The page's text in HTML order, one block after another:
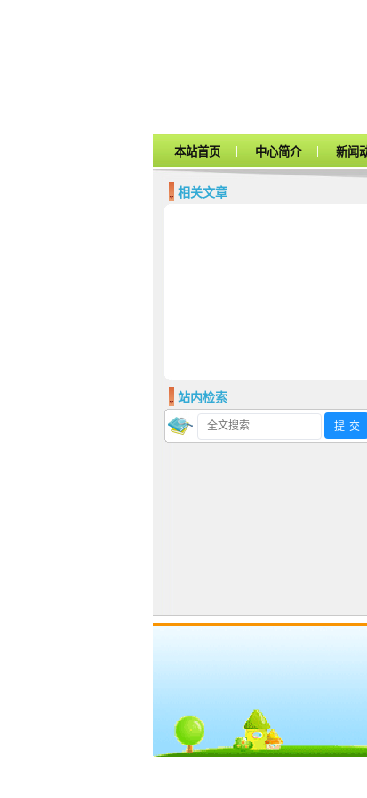
本站首页 | 中心简介 | 新闻
相关文章
站内检索